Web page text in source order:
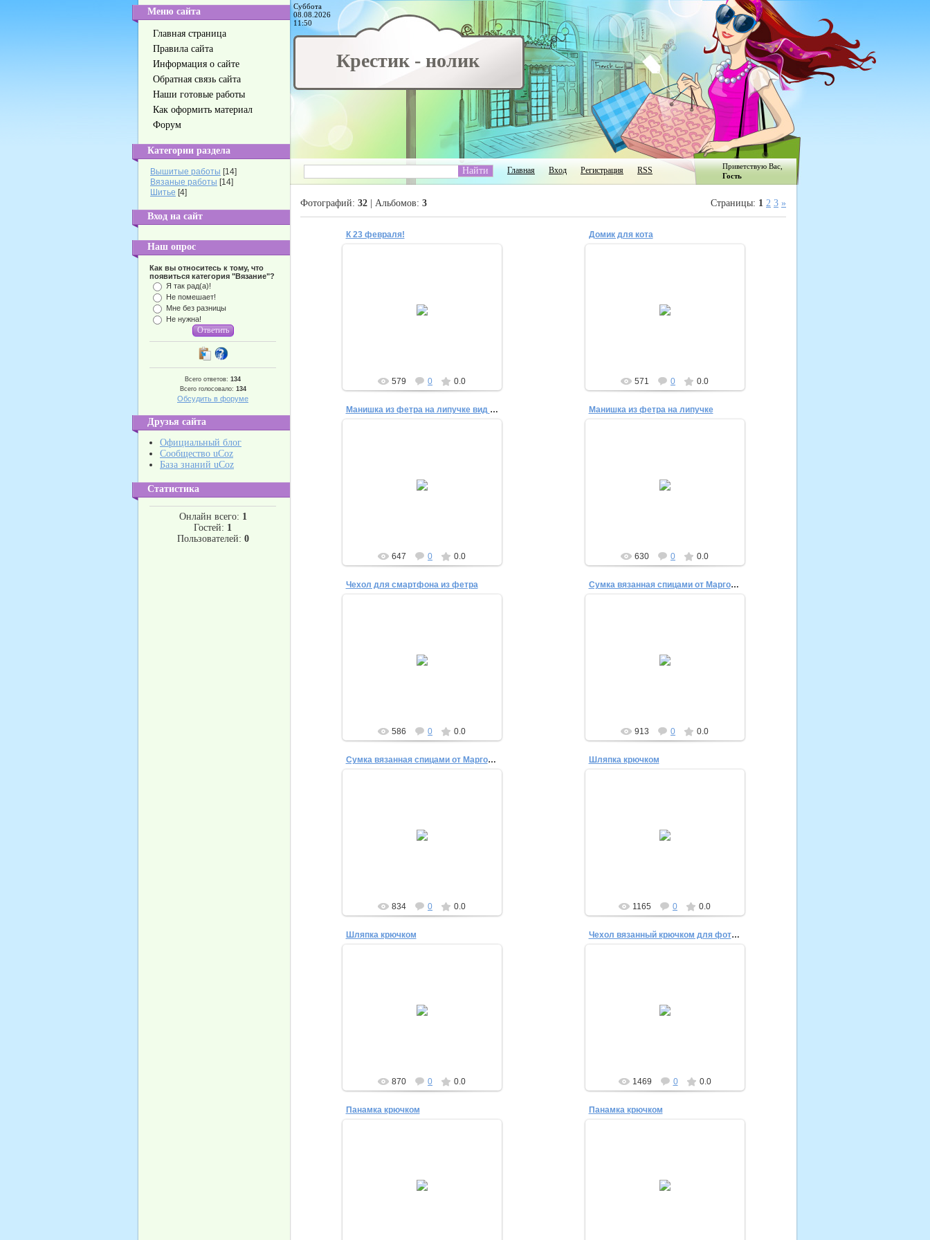
Меню сайта
Главная страница
Правила сайта
Информация о сайте
Обратная связь сайта
Наши готовые работы
Как оформить материал
Форум
Категории раздела
Вышитые работы [14]
Вязаные работы [14]
Шитье [4]
Вход на сайт
Наш опрос
Как вы относитесь к тому, что
появиться категория "Вязание"?
Я так рад(а)!
Не помешает!
Мне без разницы
Не нужна!
Всего ответов: 134
Всего голосовало: 134
Обсудить в форуме
Друзья сайта
Официальный блог
Сообщество uCoz
База знаний uCoz
Статистика
Онлайн всего: 1
Гостей: 1
Пользователей: 0
Суббота
08.08.2026
11:50
Крестик - нолик
Главная Вход Регистрация RSS Приветствую Вас,
Гость
Фотографий: 32 | Альбомов: 3 Страницы: 1 2 3 »
К 23 февраля!
Ребенку в школу к 23 февраля, подарок
для директора. Размер: 25х18 см.
579 0 0.0
Домик для кота
Домик для кота
571 0 0.0
Манишка из фетра на липучке вид сзади
Манишка из фетра на липучке
(велкро), обвязана по краю крючком.
647 0 0.0
Манишка из фетра на липучке
Манишка из фетра на липучке
(велкро), обвязана по краю крючком.
630 0 0.0
Чехол для смартфона из фетра
Чехол для смартфона из фетра
586 0 0.0
Сумка вязанная спицами от Маргоши
Сумка спицами
913 0 0.0
Сумка вязанная спицами от Маргоши
Сумка спицами
834 0 0.0
Шляпка крючком
Шляпка крючком
1165 0 0.0
Шляпка крючком
Шляпка крючком
870 0 0.0
Чехол вязанный крючком для фотоаппарата
Чехол вязанный крючком для
фотоаппарата
1469 0 0.0
Панамка крючком
Панамка крючком
Панамка крючком
Панамка крючком